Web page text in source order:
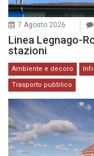
7 Agosto 2026
Linea Legnago-
stazioni
Ambiente e decoro
Trasporto pubblico